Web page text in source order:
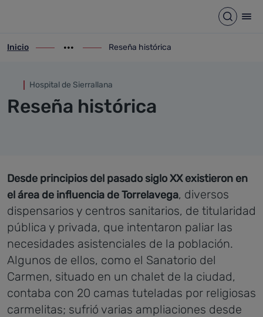
Abrir
ir-a inicio
Inicio
Mostrar opciones del camino de migas
ir-a Reseña histórica
Reseña histórica
Hospital de Sierrallana
Reseña histórica
Desde principios del pasado siglo XX existieron en
el área de influencia de Torrelavega, diversos
dispensarios y centros sanitarios, de titularidad
pública y privada, que intentaron paliar las
necesidades asistenciales de la población.
Algunos de ellos, como el Sanatorio del
Carmen, situado en un chalet de la ciudad,
contaba con 20 camas tuteladas por religiosas
carmelitas; sufrió varias ampliaciones desde